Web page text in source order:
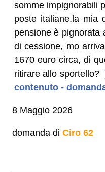
somme impignorabili
poste italiane,la mia
pensione è pignorata
di cessione, mo
1670 euro circa, di
ritirare allo sportello?
contenuto -
8 Maggio 2026
domanda di Ciro 62